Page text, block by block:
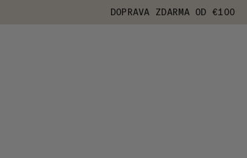
DOPRAVA ZDARMA OD €100